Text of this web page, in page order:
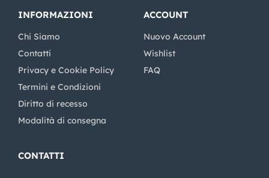
INFORMAZIONI
Chi Siamo
Contatti
Privacy e Cookie Policy
Termini e Condizioni
Diritto di recesso
Modalità di consegna
ACCOUNT
Nuovo Account
Wishlist
FAQ
CONTATTI